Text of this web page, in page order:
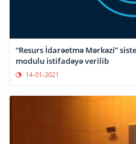
“Resurs İdarəetmə Mərkəzi”
modulu istifadəyə verilib
14-01-2021